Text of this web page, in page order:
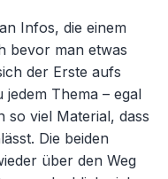
Infos, die einem
bevor man etwas
der Erste aufs
jedem Thema – egal
so viel Material, dass
Die beiden
über den Weg